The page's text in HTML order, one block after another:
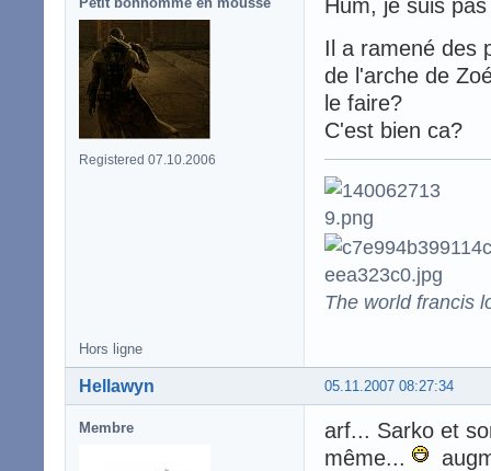
Registered 07.10.2006
Hum, je suis
Il a ramené des
de l'arche de
le faire?
C'est bien ca?
The world francis
Hors ligne
05.11.2007 08:27:34
Hellawyn
Membre
arf... Sarko et
même...